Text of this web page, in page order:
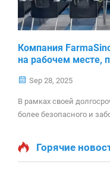
Компания
на рабочем месте,
использованием
Sep 28, 2025
В рамках своей
более безопасного и
Ltd. является дочерней
полностью
Горячие